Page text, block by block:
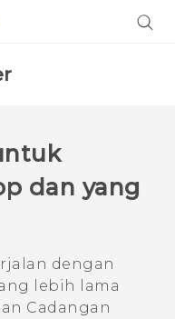
dan yang
dengan
lebih lama
Cadangan